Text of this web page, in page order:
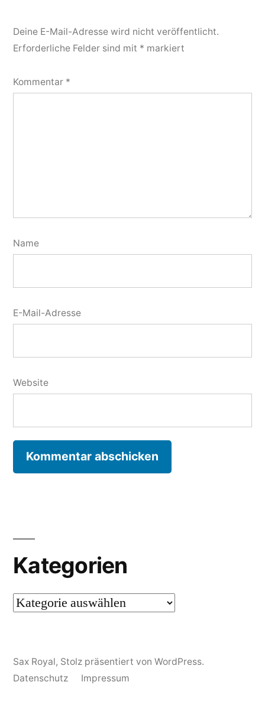
Deine E-Mail-Adresse wird nicht veröffentlicht.
Erforderliche Felder sind mit * markiert
Kommentar *
Name
E-Mail-Adresse
Website
Kategorien
Kategorien
Sax Royal, Stolz präsentiert von WordPress.
Datenschutz
Impressum